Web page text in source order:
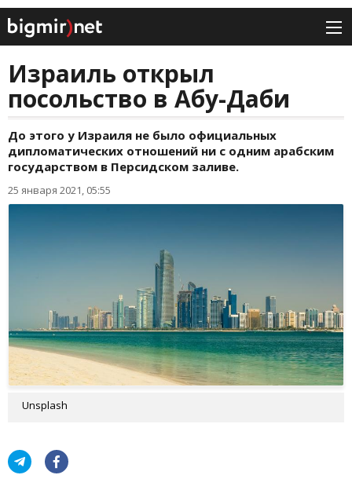
Израиль открыл
посольство в Абу-Даби
До этого у Израиля не было официальных
дипломатических отношений ни с одним арабским
государством в Персидском заливе.
25 января 2021, 05:55
Unsplash